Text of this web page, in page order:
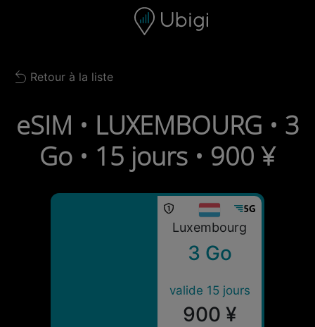
Barre de navigation Bas de page
Back to list
Retour à la liste
eSIM • LUXEMBOURG • 3
Go • 15 jours • 900 ¥
Luxembourg
3 Go
valide 15 jours
900 ¥